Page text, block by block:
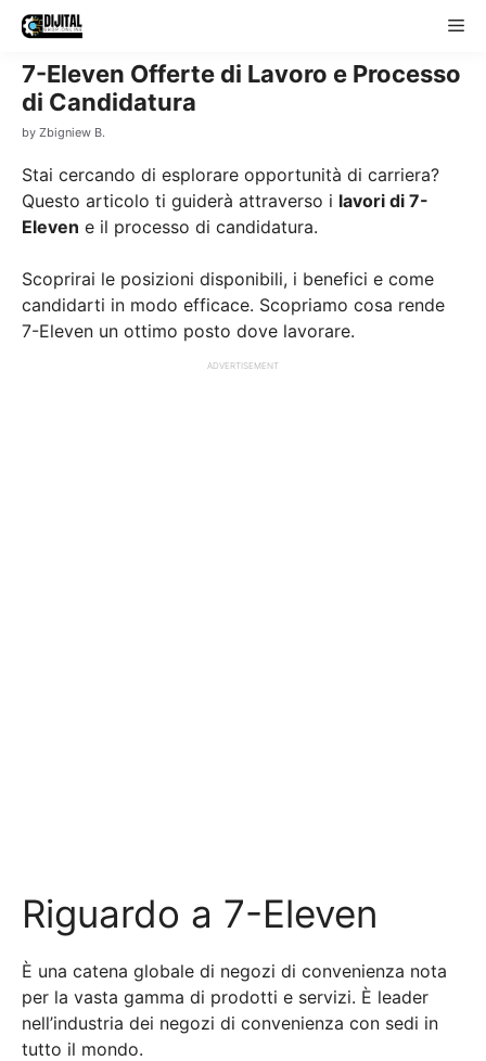
Skip
content
7-Eleven Offerte di Lavoro e Processo
di Candidatura
by Zbigniew B.
Stai cercando di esplorare opportunità di carriera?
Questo articolo ti guiderà attraverso i lavori di 7-
Eleven e il processo di candidatura.
Scoprirai le posizioni disponibili, i benefici e come
candidarti in modo efficace. Scopriamo cosa rende
7-Eleven un ottimo posto dove lavorare.
ADVERTISEMENT
Riguardo a 7-Eleven
È una catena globale di negozi di convenienza nota
per la vasta gamma di prodotti e servizi. È leader
nell’industria dei negozi di convenienza con sedi in
tutto il mondo.